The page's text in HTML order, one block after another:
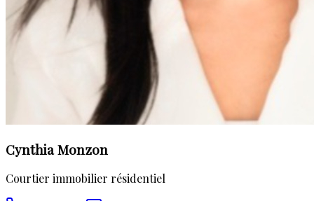
Cynthia Monzon
Courtier immobilier résidentiel